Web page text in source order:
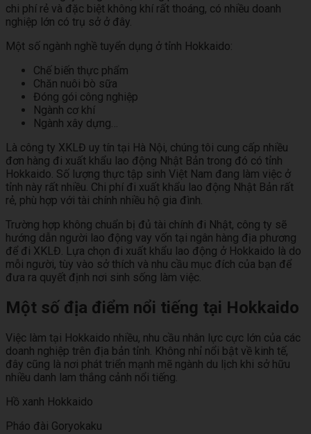
chi phí rẻ và đặc biệt không khí rất thoáng, có nhiều doanh
nghiệp lớn có trụ sở ở đây.
Một số ngành nghề tuyển dụng ở tỉnh Hokkaido:
Chế biến thực phẩm
Chăn nuôi bò sữa
Đóng gói công nghiệp
Ngành cơ khí
Ngành xây dựng…
Là công ty XKLĐ uy tín tại Hà Nội, chúng tôi cung cấp nhiều
đơn hàng đi xuất khẩu lao động Nhật Bản trong đó có tỉnh
Hokkaido. Số lượng thực tập sinh Việt Nam đang làm việc ở
tỉnh này rất nhiều. Chi phí đi xuất khẩu lao động Nhật Bản rất
rẻ, phù hợp với tài chính nhiều hộ gia đình.
Trường hợp không chuẩn bị đủ tài chính đi Nhật, công ty sẽ
hướng dẫn người lao động vay vốn tại ngân hàng địa phương
để đi XKLĐ. Lựa chọn đi xuất khẩu lao động ở Hokkaido là do
mỗi người, tùy vào sở thích và nhu cầu mục đích của bạn để
đưa ra quyết định nơi sinh sống làm việc.
Một số địa điểm nổi tiếng tại Hokkaido
Việc làm tại Hokkaido nhiều, nhu cầu nhân lực cực lớn của các
doanh nghiệp trên địa bản tỉnh. Không nhỉ nổi bật về kinh tế,
đây cũng là nơi phát triển mạnh mẽ ngành du lịch khi sở hữu
nhiều danh lam thắng cảnh nổi tiếng.
Hồ xanh Hokkaido
Pháo đài Goryokaku